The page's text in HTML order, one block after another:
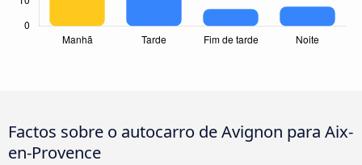
Factos sobre o autocarro de Avignon para Aix-
en-Provence